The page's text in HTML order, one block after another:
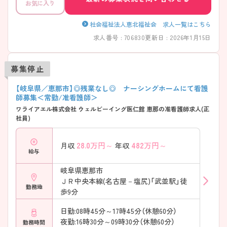
お気に入り
社会福祉法人恵北福祉会 求人一覧はこちら
求人番号 : 706830更新日 : 2026年1月15日
募集停止
【岐阜県／恵那市】◎残業なし◎ ナーシングホームにて看護
師募集＜常勤/准看護師＞
ワライアエル株式会社 ウェルビーイング医仁館 恵那の准看護師求人(正
社員)
給与
月収 28.0万円～ 年収 482万円～
勤務地
岐阜県恵那市
ＪＲ中央本線(名古屋－塩尻)「武並駅」徒
歩9分
勤務時間
日勤:08時45分～17時45分（休憩60分）
夜勤:16時30分～09時30分（休憩60分）